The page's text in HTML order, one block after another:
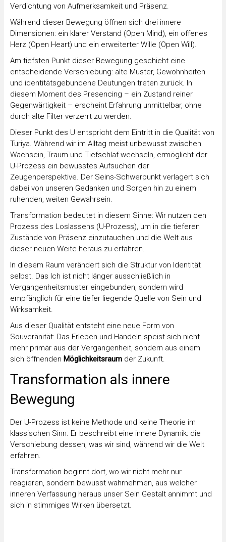
Verdichtung von Aufmerksamkeit und Präsenz.
Während dieser Bewegung öffnen sich drei innere
Dimensionen: ein klarer Verstand (Open Mind), ein offenes
Herz (Open Heart) und ein erweiterter Wille (Open Will).
Am tiefsten Punkt dieser Bewegung geschieht eine
entscheidende Verschiebung: alte Muster, Gewohnheiten
und identitätsgebundene Deutungen treten zurück. In
diesem Moment des Presencing – ein Zustand reiner
Gegenwärtigkeit – erscheint Erfahrung unmittelbar, ohne
durch alte Filter verzerrt zu werden.
Dieser Punkt des U entspricht dem Eintritt in die Qualität von
Turiya. Während wir im Alltag meist unbewusst zwischen
Wachsein, Traum und Tiefschlaf wechseln, ermöglicht der
U-Prozess ein bewusstes Aufsuchen der
Zeugenperspektive. Der Seins-Schwerpunkt verlagert sich
dabei von unseren Gedanken und Sorgen hin zu einem
ruhenden, weiten Gewahrsein.
Transformation bedeutet in diesem Sinne: Wir nutzen den
Prozess des Loslassens (U-Prozess), um in die tieferen
Zustände von Präsenz einzutauchen und die Welt aus
dieser neuen Weite heraus zu erfahren.
In diesem Raum verändert sich die Struktur von Identität
selbst. Das Ich ist nicht länger ausschließlich in
Vergangenheitsmuster eingebunden, sondern wird
empfänglich für eine tiefer liegende Quelle von Sein und
Wirksamkeit.
Aus dieser Qualität entsteht eine neue Form von
Souveränität: Das Erleben und Handeln speist sich nicht
mehr primär aus der Vergangenheit, sondern aus einem
sich öffnenden Möglichkeitsraumder Zukunft.
Transformation als innere
Bewegung
Der U-Prozess ist keine Methode und keine Theorie im
klassischen Sinn. Er beschreibt eine innere Dynamik: die
Verschiebung dessen, was wir sind, während wir die Welt
erfahren.
Transformation beginnt dort, wo wir nicht mehr nur
reagieren, sondern bewusst wahrnehmen, aus welcher
inneren Verfassung heraus unser Sein Gestalt annimmt und
sich in stimmiges Wirken übersetzt.